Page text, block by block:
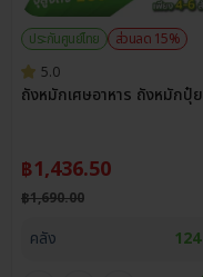
ประกันศูนย์ไทย
ส่วนลด 15%
5.0
ถังหมักเศษอาหาร ถังหมักปุ๋ย
฿1,436.50
฿1,690.00
คลัง 124